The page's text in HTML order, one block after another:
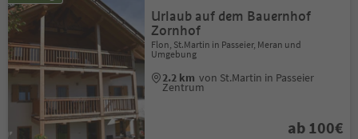
Urlaub auf dem Bauernhof
Zornhof
Flon, St.Martin in Passeier, Meran und
Umgebung
2.2 km von St.Martin in Passeier
Zentrum
ab 100€